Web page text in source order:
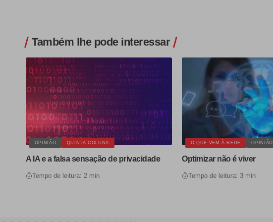
Também lhe pode interessar
OPINIÃO QUINTA COLUNA
A IA e a falsa sensação de privacidade
Tempo de leitura: 2 min
O QUE VEM À REDE OPINIÃO
Optimizar não é viver
Tempo de leitura: 3 min